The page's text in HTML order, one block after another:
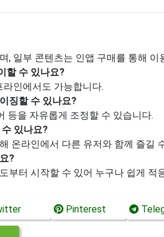
, 일부 콘텐츠는 인앱 구매를 통해 이
할 수 있나요?
인에서도 가능합니다.
징할 수 있나요?
등을 자유롭게 조정할 수 있습니다.
있나요?
온라인에서 다른 유저와 함께 즐길
?
부터 시작할 수 있어 누구나 쉽게 적
Pinterest